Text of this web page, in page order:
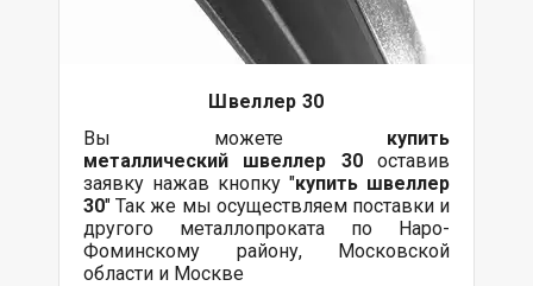
Швеллер 30
Вы можете купить
металлический швеллер 30оставив
заявку нажав кнопку "купить швеллер
30" Так же мы осуществляем поставки и
другого металлопроката по Наро-
Фоминскому району, Московской
области и Москве